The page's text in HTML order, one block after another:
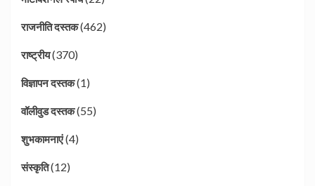
राजनीति दस्तक(462)
राष्ट्रीय(370)
विज्ञापन दस्तक(1)
वॉलीवुड दस्तक(55)
शुभकामनाएं(4)
संस्कृति(12)